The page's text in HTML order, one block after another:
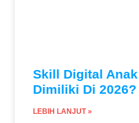
Skill Digital
Dimiliki Di 2026?
LEBIH LANJUT »